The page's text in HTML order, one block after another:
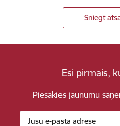
Sniegt
Esi pirmais,
Piesakies jaunumu